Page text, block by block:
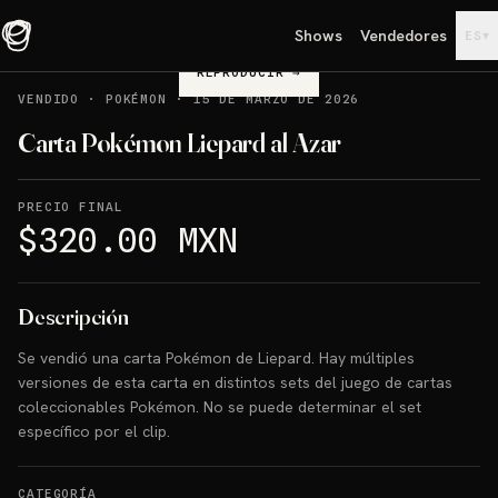
Shows Vendedores ES ▾
REPRODUCIR→
VENDIDO
· POKÉMON ·15 DE MARZO DE 2026
Carta Pokémon Liepard al Azar
PRECIO FINAL
$320.00 MXN
Descripción
Se vendió una carta Pokémon de Liepard. Hay múltiples
versiones de esta carta en distintos sets del juego de cartas
coleccionables Pokémon. No se puede determinar el set
específico por el clip.
CATEGORÍA